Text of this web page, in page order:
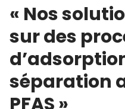
« Nos
sur des
séparation
PFAS »